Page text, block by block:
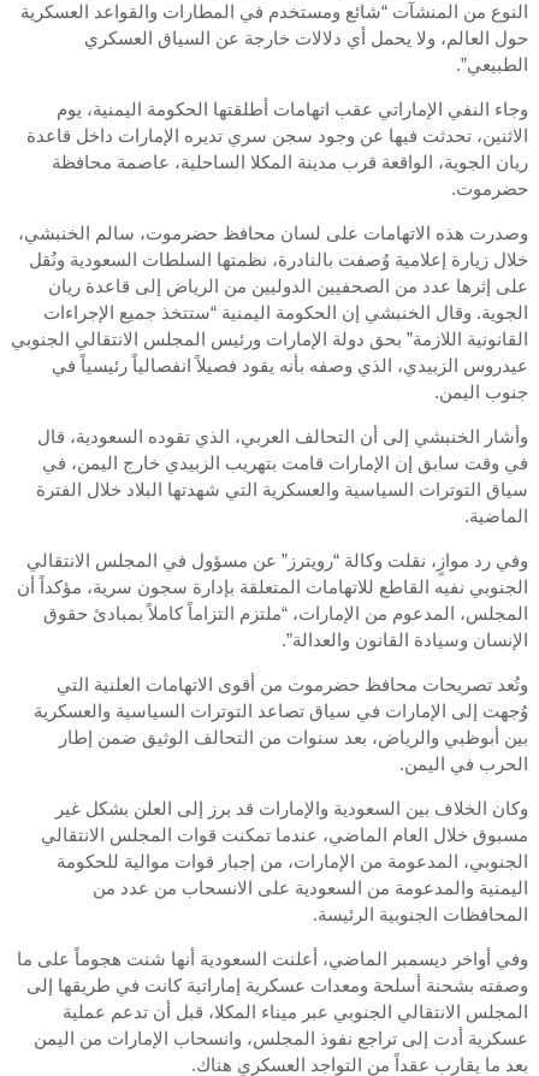
النوع من المنشآت “شائع ومستخدم في المطارات والقواعد العسكرية
حول العالم، ولا يحمل أي دلالات خارجة عن السياق العسكري
الطبيعي”.
وجاء النفي الإماراتي عقب اتهامات أطلقتها الحكومة اليمنية، يوم
الاثنين، تحدثت فيها عن وجود سجن سري تديره الإمارات داخل قاعدة
ريان الجوية، الواقعة قرب مدينة المكلا الساحلية، عاصمة محافظة
حضرموت.
وصدرت هذه الاتهامات على لسان محافظ حضرموت، سالم الخنبشي،
خلال زيارة إعلامية وُصفت بالنادرة، نظمتها السلطات السعودية ونُقل
على إثرها عدد من الصحفيين الدوليين من الرياض إلى قاعدة ريان
الجوية. وقال الخنبشي إن الحكومة اليمنية “ستتخذ جميع الإجراءات
القانونية اللازمة” بحق دولة الإمارات ورئيس المجلس الانتقالي الجنوبي
عيدروس الزبيدي، الذي وصفه بأنه يقود فصيلاً انفصالياً رئيسياً في
جنوب اليمن.
وأشار الخنبشي إلى أن التحالف العربي، الذي تقوده السعودية، قال
في وقت سابق إن الإمارات قامت بتهريب الزبيدي خارج اليمن، في
سياق التوترات السياسية والعسكرية التي شهدتها البلاد خلال الفترة
الماضية.
وفي رد موازٍ، نقلت وكالة “رويترز” عن مسؤول في المجلس الانتقالي
الجنوبي نفيه القاطع للاتهامات المتعلقة بإدارة سجون سرية، مؤكداً أن
المجلس، المدعوم من الإمارات، “ملتزم التزاماً كاملاً بمبادئ حقوق
الإنسان وسيادة القانون والعدالة”.
وتُعد تصريحات محافظ حضرموت من أقوى الاتهامات العلنية التي
وُجهت إلى الإمارات في سياق تصاعد التوترات السياسية والعسكرية
بين أبوظبي والرياض، بعد سنوات من التحالف الوثيق ضمن إطار
الحرب في اليمن.
وكان الخلاف بين السعودية والإمارات قد برز إلى العلن بشكل غير
مسبوق خلال العام الماضي، عندما تمكنت قوات المجلس الانتقالي
الجنوبي، المدعومة من الإمارات، من إجبار قوات موالية للحكومة
اليمنية والمدعومة من السعودية على الانسحاب من عدد من
المحافظات الجنوبية الرئيسة.
وفي أواخر ديسمبر الماضي، أعلنت السعودية أنها شنت هجوماً على ما
وصفته بشحنة أسلحة ومعدات عسكرية إماراتية كانت في طريقها إلى
المجلس الانتقالي الجنوبي عبر ميناء المكلا، قبل أن تدعم عملية
عسكرية أدت إلى تراجع نفوذ المجلس، وانسحاب الإمارات من اليمن
بعد ما يقارب عقداً من التواجد العسكري هناك.